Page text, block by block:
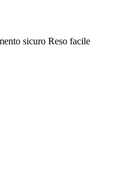
sicuro Reso facile